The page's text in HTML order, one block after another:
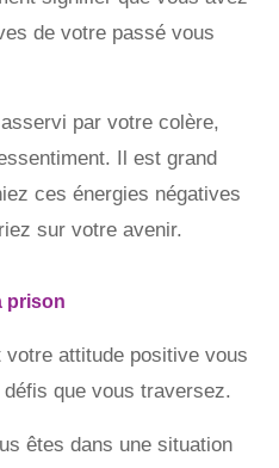
de votre passé vous
par votre colère,
Il est grand
ces énergies négatives
sur votre avenir.
prison
attitude positive vous
que vous traversez.
êtes dans une situation